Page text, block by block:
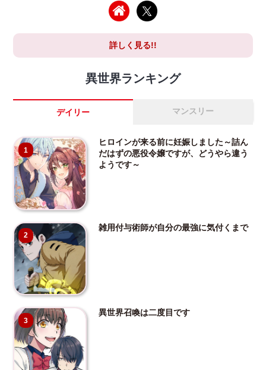
詳しく見る!!
異世界ランキング
デイリー マンスリー
1
ヒロインが来る前に妊娠しました～詰ん
だはずの悪役令嬢ですが、どうやら違う
ようです～
2
雑用付与術師が自分の最強に気付くまで
3
異世界召喚は二度目です